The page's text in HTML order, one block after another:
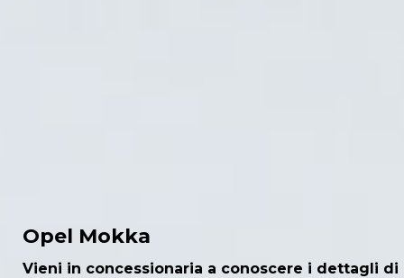
Opel Mokka
Vieni in concessionaria a conoscere i dettagli di